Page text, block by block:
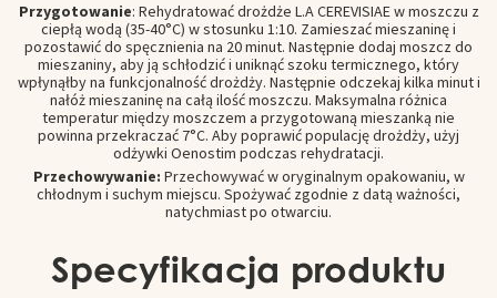
Przygotowanie: Rehydratować drożdże L.A CEREVISIAE w moszczu z
ciepłą wodą (35-40°C) w stosunku 1:10. Zamieszać mieszaninę i
pozostawić do spęcznienia na 20 minut. Następnie dodaj moszcz do
mieszaniny, aby ją schłodzić i uniknąć szoku termicznego, który
wpłynąłby na funkcjonalność drożdży. Następnie odczekaj kilka minut i
nałóż mieszaninę na całą ilość moszczu. Maksymalna różnica
temperatur między moszczem a przygotowaną mieszanką nie
powinna przekraczać 7°C. Aby poprawić populację drożdży, użyj
odżywki Oenostim podczas rehydratacji.
Przechowywanie: Przechowywać w oryginalnym opakowaniu, w
chłodnym i suchym miejscu. Spożywać zgodnie z datą ważności,
natychmiast po otwarciu.
Specyfikacja produktu